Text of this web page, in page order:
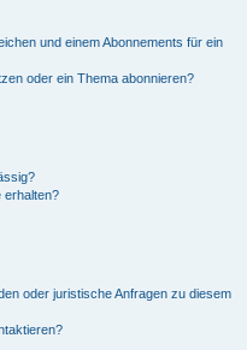
und einem Abonnements für ein
oder ein Thema abonnieren?
erhalten?
oder juristische Anfragen zu diesem